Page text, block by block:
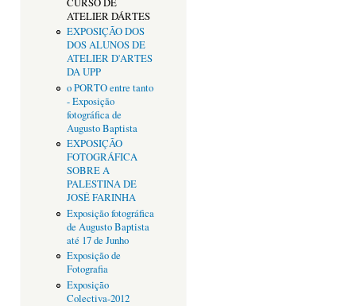
ATELIER DÁRTES
EXPOSIÇÃO DOS
DOS ALUNOS DE
ATELIER D'ARTES
DA UPP
o PORTO entre tanto
- Exposição
fotográfica de
Augusto Baptista
EXPOSIÇÃO
FOTOGRÁFICA
SOBRE A
PALESTINA DE
JOSÉ FARINHA
Exposição fotográfica
de Augusto Baptista
até 17 de Junho
Exposição de
Fotografia
Exposição
Colectiva-2012